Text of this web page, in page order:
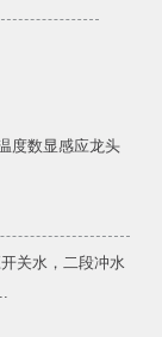
度数显感应龙头
关水，二段冲水